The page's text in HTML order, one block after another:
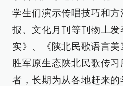
学生们演示传唱技巧和
报、文化月刊等刊物上
实》、《陕北民歌语言
胜军原生态陕北民歌传
者，长期为从各地赶来的